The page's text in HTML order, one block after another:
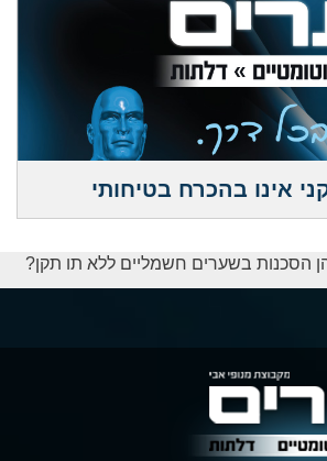
אינו בהכרח בטיחותי
הסכנות בשערים חשמליים ללא תו תקן?